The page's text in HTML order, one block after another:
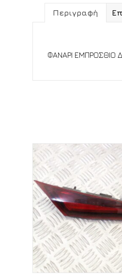
Περιγραφή
ΦΑΝΑΡΙ ΕΜΠΡΟΣΘΙΟ